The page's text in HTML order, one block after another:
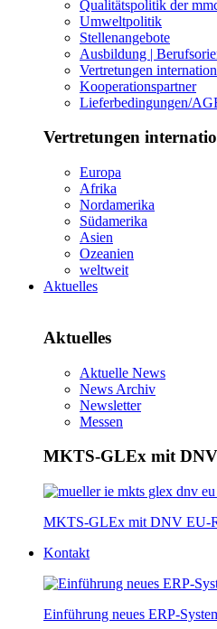
Qualitätspolitik der
Umweltpolitik
Stellenangebote
Ausbildung |
Vertretungen
Kooperationspartner
Lieferbedingungen/
Vertretungen
Europa
Afrika
Nordamerika
Südamerika
Asien
Ozeanien
weltweit
Aktuelles
Aktuelles
Aktuelle News
News Archiv
Newsletter
Messen
MKTS-GLEx mit
MKTS-GLEx mit DNV EU-
Kontakt
Einführung neues ERP-